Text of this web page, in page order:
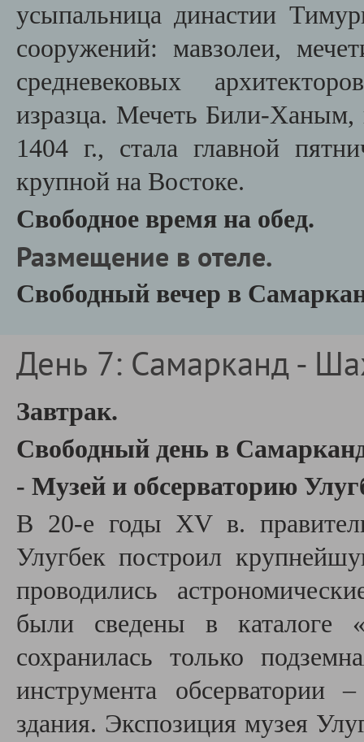
усыпальница династии
сооружений: мавзолеи,
средневековых ар
изразца. Мечеть Били-Ханым,
1404 г., стала главной
крупной на Востоке.
Свободное время на обед.
Размещение в отеле.
Свободный вечер в
День 7: Самарканд -
Завтрак.
Свободный день в
- Музей и обсерваторию
В 20-е годы XV в.
Улугбек построил
проводились
были сведены в каталоге
сохранилась только
инструмента обсерватории
здания. Экспозиция музея